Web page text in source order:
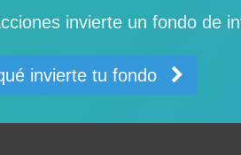
invierte un fondo de
invierte tu fondo